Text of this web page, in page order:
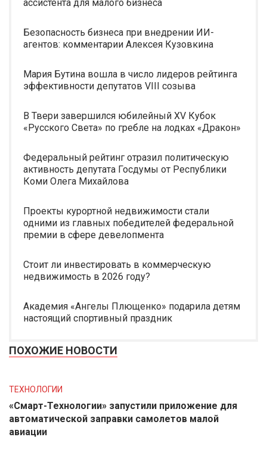
ассистента для малого бизнеса
Безопасность бизнеса при внедрении ИИ-
агентов: комментарии Алексея Кузовкина
Мария Бутина вошла в число лидеров рейтинга
эффективности депутатов VIII созыва
В Твери завершился юбилейный XV Кубок
«Русского Света» по гребле на лодках «Дракон»
Федеральный рейтинг отразил политическую
активность депутата Госдумы от Республики
Коми Олега Михайлова
Проекты курортной недвижимости стали
одними из главных победителей федеральной
премии в сфере девелопмента
Стоит ли инвестировать в коммерческую
недвижимость в 2026 году?
Академия «Ангелы Плющенко» подарила детям
настоящий спортивный праздник
ПОХОЖИЕ НОВОСТИ
ТЕХНОЛОГИИ
«Смарт-Технологии» запустили приложение для
автоматической заправки самолетов малой
авиации